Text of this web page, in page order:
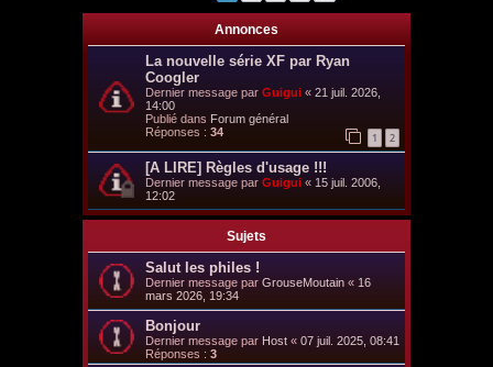
Annonces
La nouvelle série XF par Ryan
Coogler
Dernier message par Guigui « 21 juil. 2026,
14:00
Publié dans Forum général
Réponses : 34 1 2
[A LIRE] Règles d'usage !!!
Dernier message par Guigui « 15 juil. 2006,
12:02
Sujets
Salut les philes !
Dernier message par GrouseMoutain « 16
mars 2026, 19:34
Bonjour
Dernier message par Host « 07 juil. 2025, 08:41
Réponses : 3